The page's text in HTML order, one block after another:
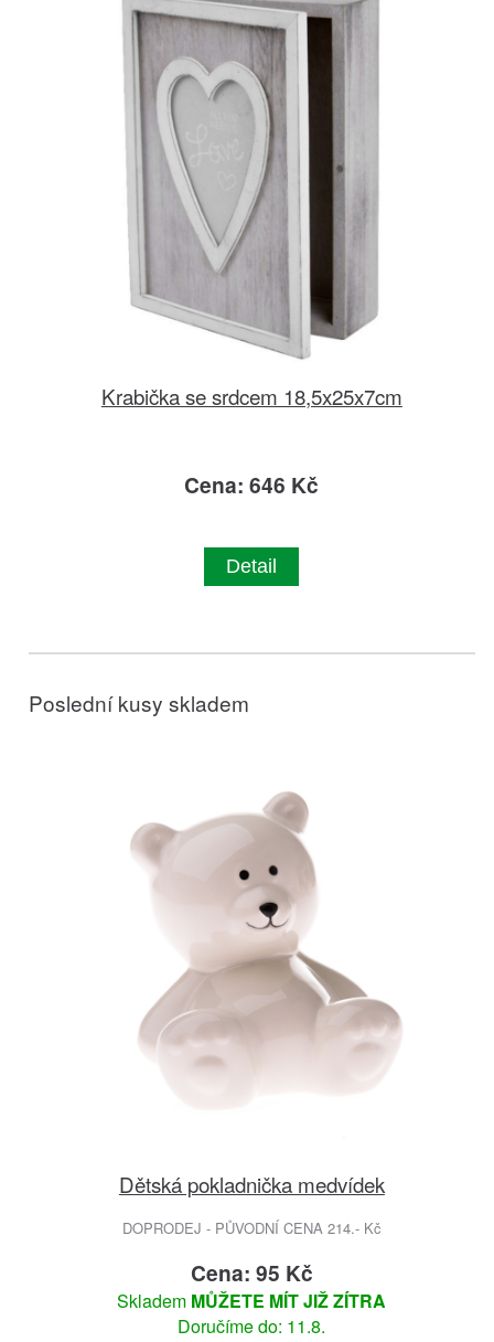
Krabička se srdcem 18,5x25x7cm
Cena: 646 Kč
Detail
Poslední kusy skladem
Dětská pokladnička medvídek
DOPRODEJ - PŮVODNÍ CENA 214.- Kč
Cena: 95 Kč
Skladem MŮŽETE MÍT JIŽ ZÍTRA
Doručíme do: 11.8.